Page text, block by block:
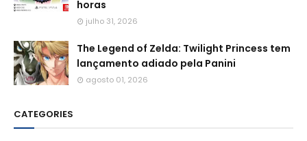
horas
julho 31, 2026
The Legend of Zelda: Twilight Princess tem
lançamento adiado pela Panini
agosto 01, 2026
CATEGORIES